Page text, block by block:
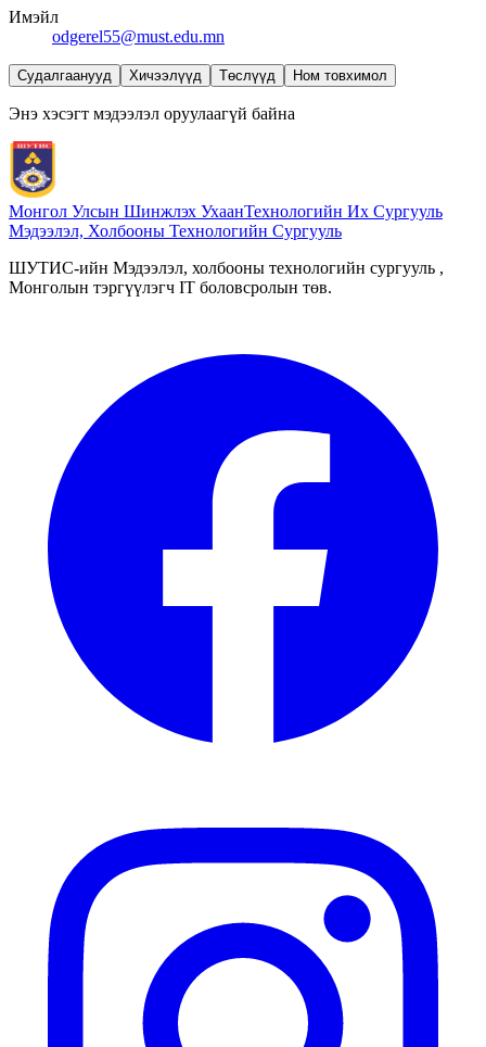
Имэйл
odgerel55@must.edu.mn
Судалгаанууд Хичээлүүд Төслүүд Ном товхимол
Энэ хэсэгт мэдээлэл оруулаагүй байна
Монгол Улсын Шинжлэх УхаанТехнологийн Их Сургууль
Мэдээлэл, Холбооны Технологийн Сургууль
ШУТИС-ийн Мэдээлэл, холбооны технологийн сургууль ,
Монголын тэргүүлэгч IT боловсролын төв.